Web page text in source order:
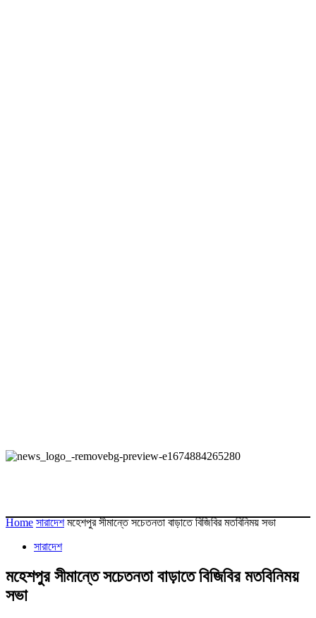
Home সারাদেশ মহেশপুর সীমান্তে সচেতনতা বাড়াতে বিজিবির মতবিনিময় সভা
সারাদেশ
মহেশপুর সীমান্তে সচেতনতা বাড়াতে বিজিবির মতবিনিময়
সভা